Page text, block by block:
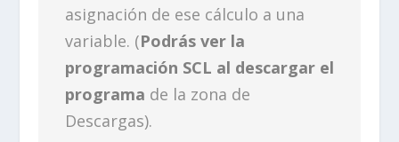
asignación de ese cálculo a una
variable. (Podrás ver la
programación SCL al descargar el
programa de la zona de
Descargas).